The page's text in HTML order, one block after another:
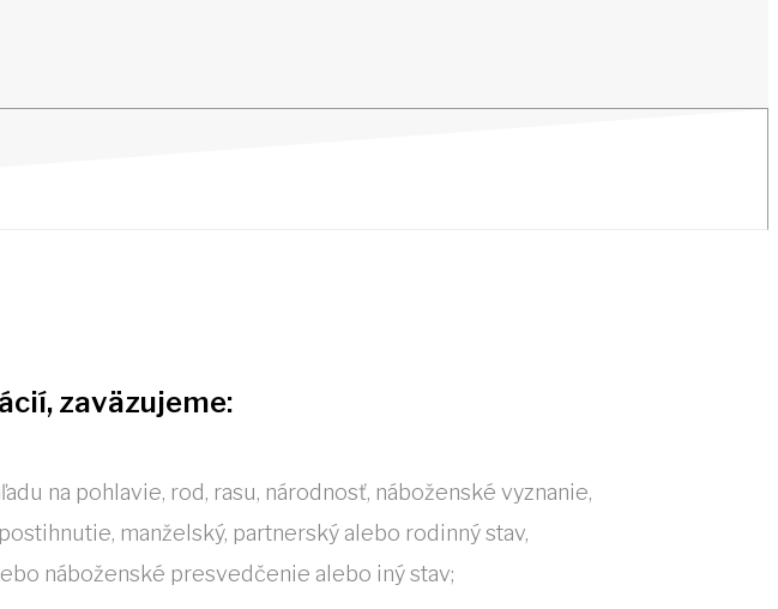
zaväzujeme:
na pohlavie, rod, rasu, národnosť, náboženské vyznanie,
manželský, partnerský alebo rodinný stav,
náboženské presvedčenie alebo iný stav;